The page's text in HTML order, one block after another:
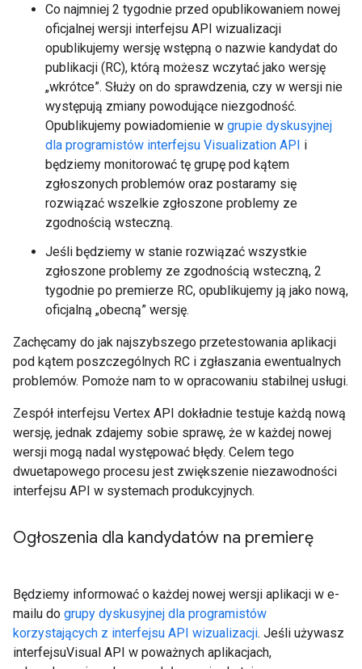
Co najmniej 2 tygodnie przed opublikowaniem nowej
oficjalnej wersji interfejsu API wizualizacji
opublikujemy wersję wstępną o nazwie kandydat do
publikacji (RC), którą możesz wczytać jako wersję
„wkrótce”. Służy on do sprawdzenia, czy w wersji nie
występują zmiany powodujące niezgodność.
Opublikujemy powiadomienie w grupie dyskusyjnej
dla programistów interfejsu Visualization API i
będziemy monitorować tę grupę pod kątem
zgłoszonych problemów oraz postaramy się
rozwiązać wszelkie zgłoszone problemy ze
zgodnością wsteczną.
Jeśli będziemy w stanie rozwiązać wszystkie
zgłoszone problemy ze zgodnością wsteczną, 2
tygodnie po premierze RC, opublikujemy ją jako nową,
oficjalną „obecną” wersję.
Zachęcamy do jak najszybszego przetestowania aplikacji
pod kątem poszczególnych RC i zgłaszania ewentualnych
problemów. Pomoże nam to w opracowaniu stabilnej usługi.
Zespół interfejsu Vertex API dokładnie testuje każdą nową
wersję, jednak zdajemy sobie sprawę, że w każdej nowej
wersji mogą nadal występować błędy. Celem tego
dwuetapowego procesu jest zwiększenie niezawodności
interfejsu API w systemach produkcyjnych.
Ogłoszenia dla kandydatów na premierę
Będziemy informować o każdej nowej wersji aplikacji w e-
mailu do grupy dyskusyjnej dla programistów
korzystających z interfejsu API wizualizacji. Jeśli używasz
interfejsuVisual API w poważnych aplikacjach,